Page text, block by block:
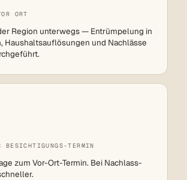
ORT
Region unterwegs — Entrümpelung in
Haushaltsauflösungen und Nachlässe
BESICHTIGUNGS-TERMIN
zum Vor-Ort-Termin. Bei Nachlass-